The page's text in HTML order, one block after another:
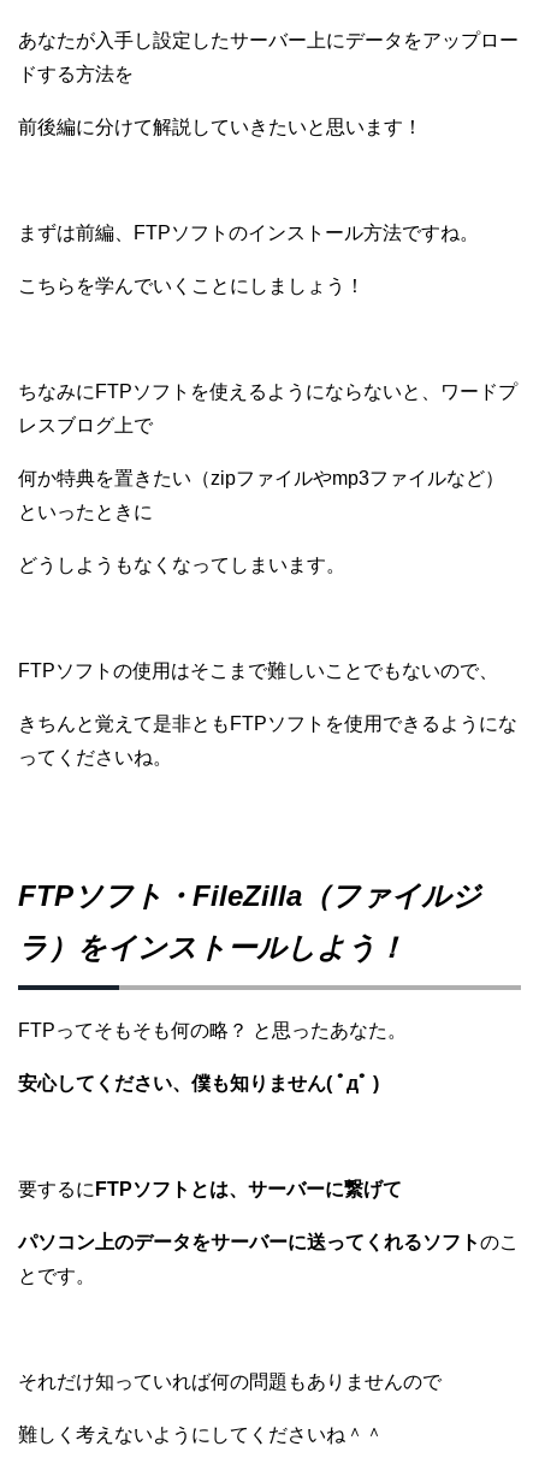
あなたが入手し設定したサーバー上にデータをアップロー
ドする方法を
前後編に分けて解説していきたいと思います！
まずは前編、FTPソフトのインストール方法ですね。
こちらを学んでいくことにしましょう！
ちなみにFTPソフトを使える ようにならないと、ワードプ
レスブログ上で
何か特典を置きたい（zipファイルやmp3ファイルなど）
といったときに
どうしようもなくなってしまいます。
FTPソフトの使用はそこまで難しいことでもないので、
きちんと覚えて是非ともFTPソフトを使用できるようにな
ってくださいね。
FTPソフト・FileZilla（ファイルジ
ラ）をインストールしよう！
FTPってそもそも何の略？ と思ったあなた。
安心してください、僕も知りません( ﾟдﾟ )
要するに FTPソフトとは、サーバーに繋げて
パソコン上のデータをサーバーに送ってくれるソフトのこ
とです。
それだけ知っていれば何の問題もありませんので
難しく考えないようにしてくださいね＾＾